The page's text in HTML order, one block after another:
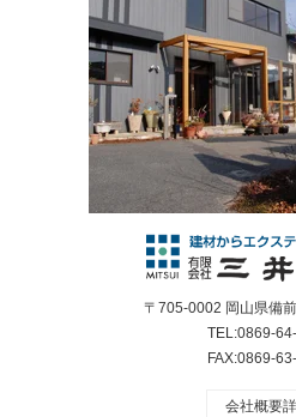
〒705-0002 岡山県備
TEL:0869-
FAX:0869-
会社概要